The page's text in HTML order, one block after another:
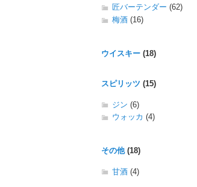
匠バーテンダー (62)
梅酒 (16)
ウイスキー (18)
スピリッツ (15)
ジン (6)
ウォッカ (4)
その他(18)
甘酒 (4)